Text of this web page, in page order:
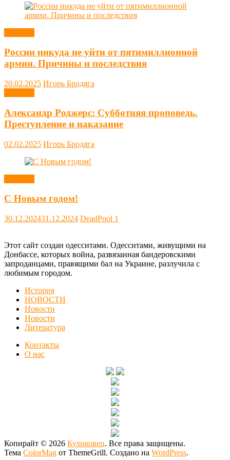
России никуда не уйти от пятимиллионной
армии. Причины и последствия
20.02.2025 Игорь Бродяга
Александр Роджерс: Субботняя проповедь.
Преступление и наказание
02.02.2025 Игорь Бродяга
С Новым годом!
30.12.202431.12.2024 DeadPool 1
Этот сайт создан одесситами. Одесситами, живущими на
Донбассе, которых война, развязанная бандеровскими
запроданцами, правящими бал на Украине, разлучила с
любимым городом.
История
НОВОСТИ
Новости
Новости
Литература
Контакты
О нас
Копирайт © 2026 Куликовец. Все права защищены.
Тема ColorMag от ThemeGrill. Создано на WordPress.